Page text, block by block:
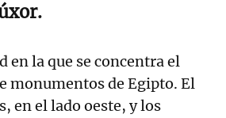
en la que se concentra el
monumentos de Egipto. El
en el lado oeste, y los